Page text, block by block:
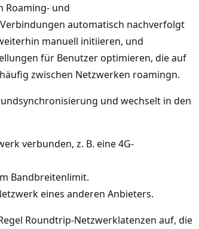
Roaming- und
automatisch nachverfolgt
manuell initiieren, und
für Benutzer optimieren, die auf
zwischen Netzwerken roamingn.
und wechselt in den
verbunden, z. B. eine 4G-
Bandbreitenlimit.
eines anderen Anbieters.
Roundtrip-Netzwerklatenzen auf, die